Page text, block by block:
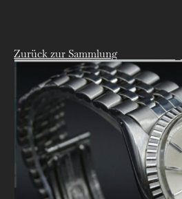
Zurück zur Sammlung